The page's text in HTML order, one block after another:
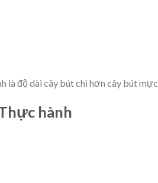
là độ dài cây bút chì hơn cây bút mực.
hành